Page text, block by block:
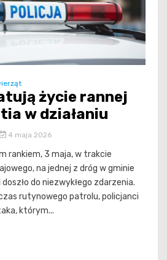
życie rannej
w działaniu
4 maja 2026
rankiem, 3 maja, w trakcie
na jednej z dróg w gminie
do niezwykłego zdarzenia.
rutynowego patrolu, policjanci
którym...